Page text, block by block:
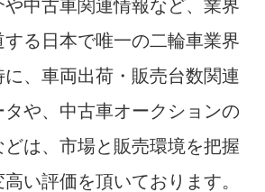
中古車関連情報など、業界
る日本で唯一の二輪車業界
、車両出荷・販売台数関連
や、中古車オークションの
は、市場と販売環境を把握
い評価を頂いております。